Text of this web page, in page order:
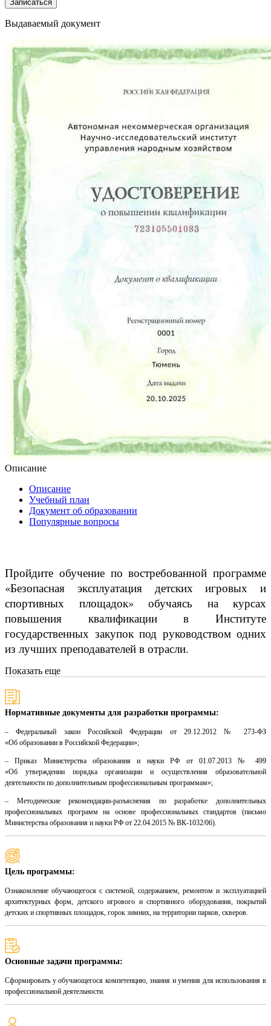
Записаться
Выдаваемый документ
Описание
Описание
Учебный план
Документ об образовании
Популярные вопросы
Пройдите обучение по востребованной программе
«Безопасная эксплуатация детских игровых и
спортивных площадок» обучаясь на курсах
повышения квалификации в Институте
государственных закупок под руководством одних
из лучших преподавателей в отрасли.
Показать еще
Нормативные документы для разработки программы:
– Федеральный закон Российской Федерации от 29.12.2012 № 273-ФЗ
«Об образовании в Российской Федерации»;
– Приказ Министерства образования и науки РФ от 01.07.2013 № 499
«Об утверждении порядка организации и осуществления образовательной
деятельности по дополнительным профессиональным программам»;
– Методические рекомендации-разъяснения по разработке дополнительных
профессиональных программ на основе профессиональных стандартов (письмо
Министерства образования и науки РФ от 22.04.2015 № ВК-1032/06).
Цель программы:
Ознакомление обучающегося с системой, содержанием, ремонтом и эксплуатацией
архитектурных форм, детского игрового и спортивного оборудования, покрытий
детских и спортивных площадок, горок зимних, на территории парков, скверов.
Основные задачи программы:
Сформировать у обучающегося компетенцию, знания и умения для использования в
профессиональной деятельности.